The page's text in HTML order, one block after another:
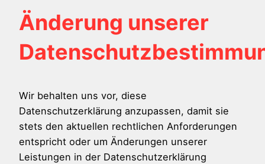
Änderung unserer
Wir behalten uns vor, diese
Datenschutzerklärung anzupassen, damit sie
stets den aktuellen rechtlichen Anforderungen
entspricht oder um Änderungen unserer
Leistungen in der Datenschutzerklärung